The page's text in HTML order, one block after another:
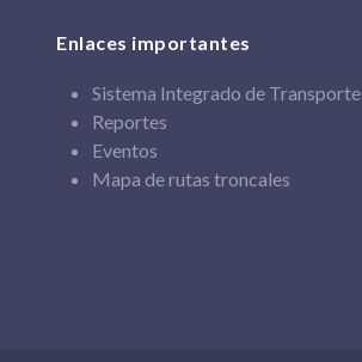
Enlaces importantes
Sistema Integrado de Transporte
Reportes
Eventos
Mapa de rutas troncales